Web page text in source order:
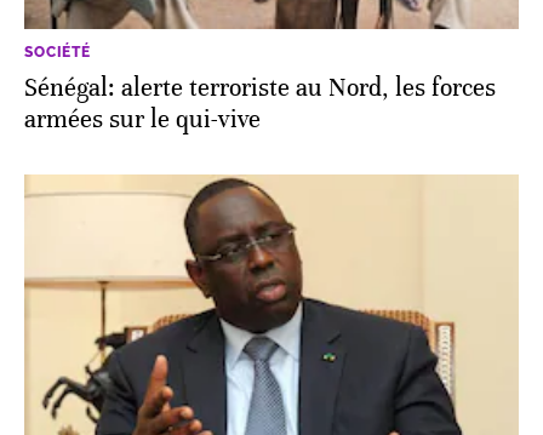
SOCIÉTÉ
Sénégal: alerte terroriste au Nord, les forces
armées sur le qui-vive